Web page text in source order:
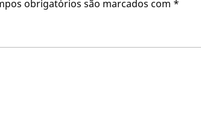
obrigatórios são marcados com *